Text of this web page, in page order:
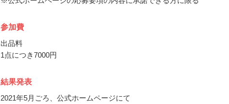
参加費
出品料
1点につき7000円
結果発表
2021年5月ごろ、公式ホームページにて